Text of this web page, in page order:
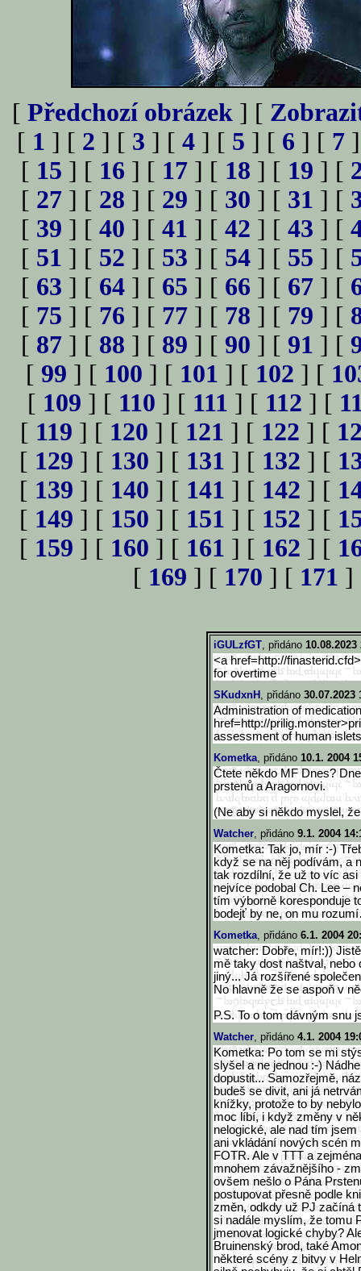
[ Předchozí obrázek ] [
[ 1 ] [ 2 ] [ 3 ] [ 4 ] [ 5 ] [ 6 ] [ 7
[ 15 ] [ 16 ] [ 17 ] [ 18 ] [ 19 ] [
[ 27 ] [ 28 ] [ 29 ] [ 30 ] [ 31 ] [
[ 39 ] [ 40 ] [ 41 ] [ 42 ] [ 43 ] [
[ 51 ] [ 52 ] [ 53 ] [ 54 ] [ 55 ] [
[ 63 ] [ 64 ] [ 65 ] [ 66 ] [ 67 ] [
[ 75 ] [ 76 ] [ 77 ] [ 78 ] [ 79 ] [
[ 87 ] [ 88 ] [ 89 ] [ 90 ] [ 91 ] [
[ 99 ] [ 100 ] [ 101 ] [ 102 ] [
[ 109 ] [ 110 ] [ 111 ] [ 112 ] [
[ 119 ] [ 120 ] [ 121 ] [ 122 ] [
[ 129 ] [ 130 ] [ 131 ] [ 132 ] [
[ 139 ] [ 140 ] [ 141 ] [ 142 ] [
[ 149 ] [ 150 ] [ 151 ] [ 152 ] [
[ 159 ] [ 160 ] [ 161 ] [ 162 ] [
[ 169 ] [ 170 ] [ 171 ]
iGULzfGT, přidáno 10.08.2023
<a href=http://finasterid.cfd>
for overtime
SKudxnH , přidáno 30.07.2023
Administration of
href=http://prilig.monster>
assessment of human
Kometka, přidáno 10.1. 2004
Čtete někdo MF Dnes?
prstenů a Aragornovi.
(Ne aby si někdo myslel,
Watcher, přidáno 9.1. 2004
Kometka: Tak jo, mír :-)
když se na něj podívám, a
tak rozdílní, že už to víc
nejvíce podobal Ch. Lee –
tím výborně koresponduje
bodejť by ne, on mu
Kometka, přidáno 6.1. 2004
watcher: Dobře, mír!:))
mě taky dost naštval, nebo
jiný... Já rozšířené
No hlavně že se aspoň v
P.S. To o tom dávným snu
Watcher, přidáno 4.1. 2004
Kometka: Po tom se mi
slyšel a ne jednou :-)
dopustit... Samozřejmě,
budeš se divit, ani já
knížky, protože to by
moc líbí, i když změny v
nelogické, ale nad tím
ani vkládání nových scén
FOTR. Ale v TTT a
mnohem závažnějšího -
ovšem nešlo o Pána
postupovat přesně podle
změn, odkdy už PJ začíná
si nadále myslím, že tomu
jmenovat logické chyby?
Bruinenský brod, také
některé scény z bitvy v